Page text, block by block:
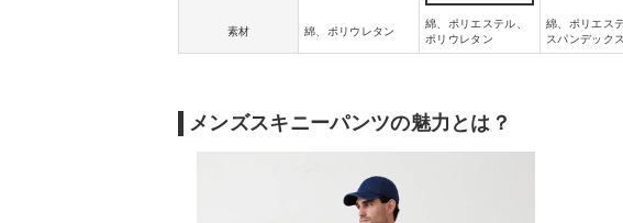
素材 綿、ポリウレタン
綿、ポリエステル、
ポリウレタン
綿、ポリエステ
スパンデックス
メンズスキニーパンツの魅力とは？